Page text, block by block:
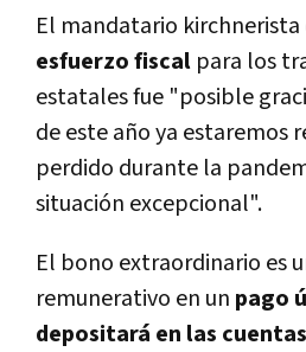
El mandatario kirchnerista
esfuerzo fiscal para los
estatales fue "posible
de este año ya estaremos
perdido durante la
situación excepcional".
El bono extraordinario es
remunerativo en un pago
depositará en las cuentas